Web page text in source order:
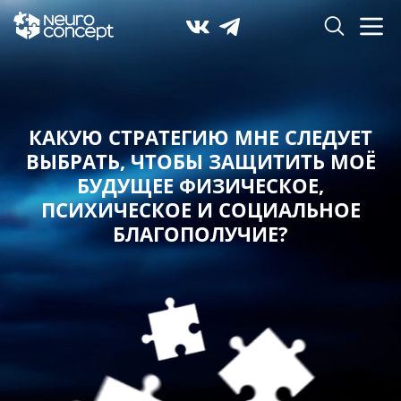
КАКУЮ СТРАТЕГИЮ МНЕ СЛЕДУЕТ
ВЫБРАТЬ,ЧТОБЫ ЗАЩИТИТЬ МОЁ
БУДУЩЕЕ ФИЗИЧЕСКОЕ,
ПСИХИЧЕСКОЕ И СОЦИАЛЬНОЕ
БЛАГОПОЛУЧИЕ?